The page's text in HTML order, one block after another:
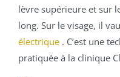
lèvre supérieure et sur
long. Sur le visage, il
électrique . C’est une
pratiquée à la clinique